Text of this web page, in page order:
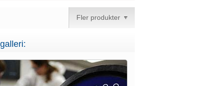
Fler produkter